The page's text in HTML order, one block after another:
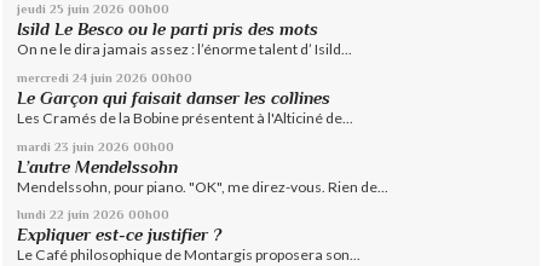
jeudi 25 juin 2026 00h00
Isild Le Besco ou le parti pris des mots
On ne le dira jamais assez : l’énorme talent d’ Isild...
mercredi 24 juin 2026 00h00
Le Garçon qui faisait danser les collines
Les Cramés de la Bobine présentent à l'Alticiné de...
mardi 23 juin 2026 00h00
L’autre Mendelssohn
Mendelssohn, pour piano. "OK", me direz-vous. Rien de...
lundi 22 juin 2026 00h00
Expliquer est-ce justifier ?
Le Café philosophique de Montargis proposera son...